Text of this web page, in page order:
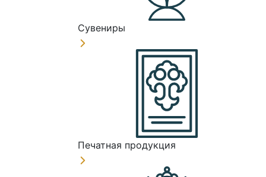
Сувениры
Печатная продукция